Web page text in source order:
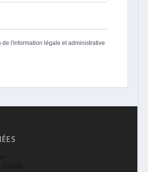
de l'information légale et administrative